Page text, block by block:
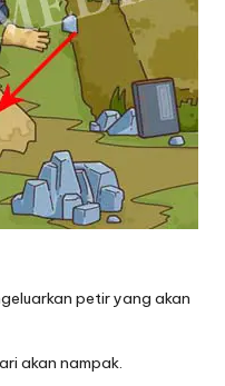
petir yang akan
akan nampak.